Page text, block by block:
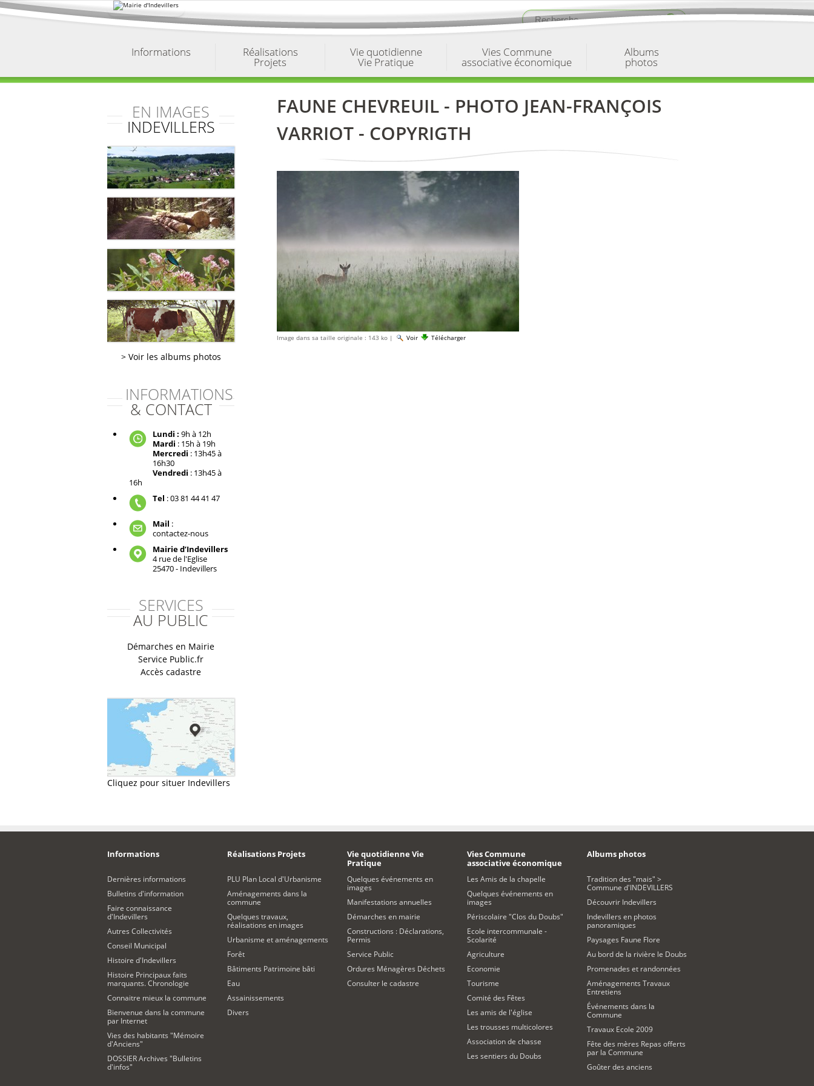
Aller
au
Informations Réalisations
Projets
Vie quotidienne
Vie Pratique
Vies Commune
associative économique
Albums
photos
EN IMAGES
INDEVILLERS
Voir les albums photos
INFORMATIONS
& CONTACT
Lundi : 9h à 12h
Mardi : 15h à 19h
Mercredi : 13h45 à
16h30
Vendredi : 13h45 à
16h
Tel : 03 81 44 41 47
Mail :
contactez-nous
Mairie d’Indevillers
4 rue de l'Eglise
25470 - Indevillers
SERVICES
AU PUBLIC
Démarches en Mairie
Service Public.fr
Accès cadastre
Cliquez pour situer Indevillers
FAUNE CHEVREUIL - PHOTO JEAN-FRANÇOIS
VARRIOT - COPYRIGTH
Image dans sa taille originale : 143 ko | Voir Télécharger
Informations
Dernières informations
Bulletins d'information
Faire connaissance
d'Indevillers
Autres Collectivités
Conseil Municipal
Histoire d'Indevillers
Histoire Principaux faits
marquants. Chronologie
Connaitre mieux la commune
Bienvenue dans la commune
par Internet
Vies des habitants "Mémoire
d'Anciens"
DOSSIER Archives "Bulletins
d'infos"
Réalisations Projets
PLU Plan Local d'Urbanisme
Aménagements dans la
commune
Quelques travaux,
réalisations en images
Urbanisme et aménagements
Forêt
Bâtiments Patrimoine bâti
Eau
Assainissements
Divers
Vie quotidienne Vie
Pratique
Quelques événements en
images
Manifestations annuelles
Démarches en mairie
Constructions : Déclarations,
Permis
Service Public
Ordures Ménagères Déchets
Consulter le cadastre
Vies Commune
associative économique
Les Amis de la chapelle
Quelques événements en
images
Périscolaire "Clos du Doubs"
Ecole intercommunale -
Scolarité
Agriculture
Economie
Tourisme
Comité des Fêtes
Les amis de l'église
Les trousses multicolores
Association de chasse
Les sentiers du Doubs
Albums photos
Tradition des "mais" >
Commune d'INDEVILLERS
Découvrir Indevillers
Indevillers en photos
panoramiques
Paysages Faune Flore
Au bord de la rivière le Doubs
Promenades et randonnées
Aménagements Travaux
Entretiens
Événements dans la
Commune
Travaux Ecole 2009
Fête des mères Repas offerts
par la Commune
Goûter des anciens